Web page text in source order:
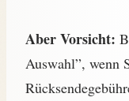
Aber Vorsicht:
Auswahl”, wenn